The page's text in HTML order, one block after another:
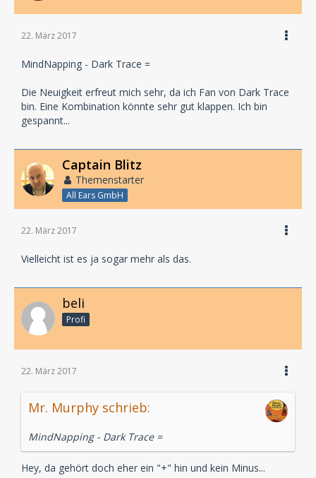
22. März 2017
MindNapping - Dark Trace =
Die Neuigkeit erfreut mich sehr, da ich Fan von Dark Trace
bin. Eine Kombination könnte sehr gut klappen. Ich bin
gespannt...
Captain Blitz
Themenstarter
All Ears GmbH
22. März 2017
Vielleicht ist es ja sogar mehr als das.
beli
Profi
22. März 2017
Mr. Murphy schrieb:
MindNapping - Dark Trace =
Hey, da gehört doch eher ein "+" hin und kein Minus...